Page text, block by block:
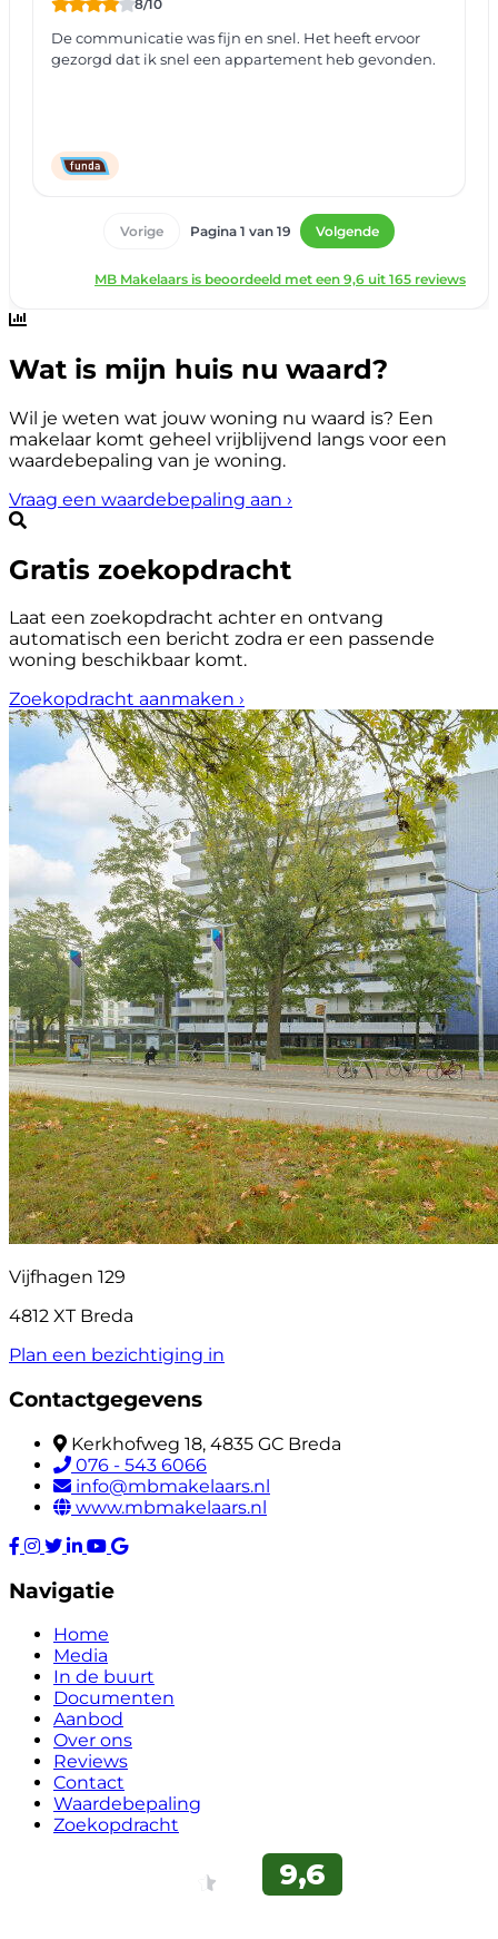
Wat is mijn huis nu waard?
Wil je weten wat jouw woning nu waard is? Een
makelaar komt geheel vrijblijvend langs voor een
waardebepaling van je woning.
Vraag een waardebepaling aan ›
Gratis zoekopdracht
Laat een zoekopdracht achter en ontvang
automatisch een bericht zodra er een passende
woning beschikbaar komt.
Zoekopdracht aanmaken ›
Vijfhagen 129
4812 XT Breda
Plan een bezichtiging in
Contactgegevens
Kerkhofweg 18, 4835 GC Breda
076 - 543 6066
info@mbmakelaars.nl
www.mbmakelaars.nl
Navigatie
Home
Media
In de buurt
Documenten
Aanbod
Over ons
Reviews
Contact
Waardebepaling
Zoekopdracht